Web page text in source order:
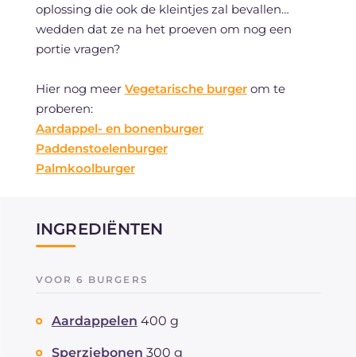
oplossing die ook de kleintjes zal bevallen…
wedden dat ze na het proeven om nog een
portie vragen?
Hier nog meer Vegetarische burgerom te
proberen:
Aardappel- en bonenburger
Paddenstoelenburger
Palmkoolburger
INGREDIËNTEN
VOOR 6 BURGERS
Aardappelen 400 g
Sperziebonen 300 g